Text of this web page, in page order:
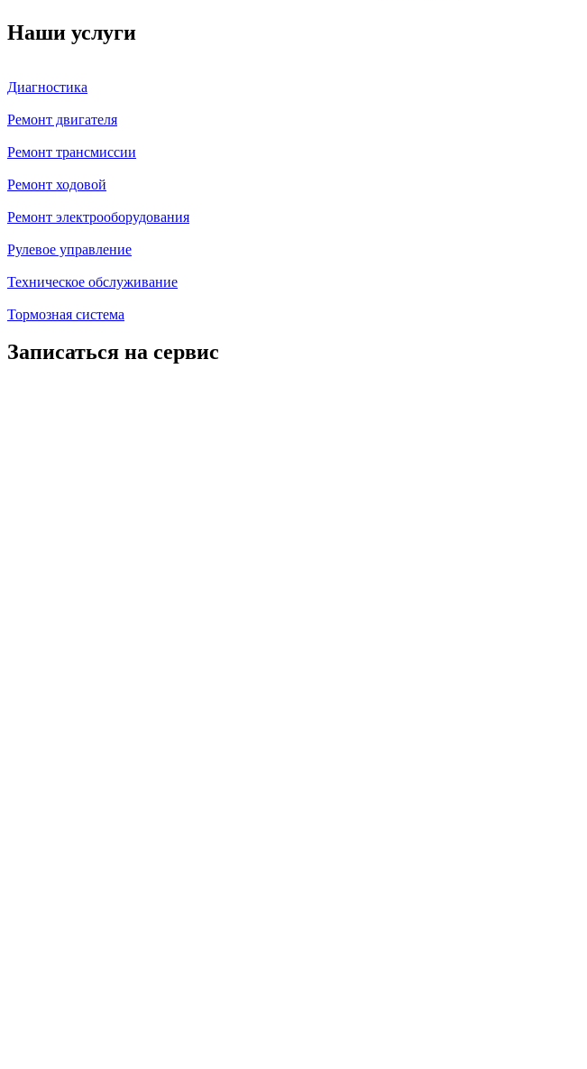
Наши услуги
Диагностика
Ремонт двигателя
Ремонт трансмиссии
Ремонт ходовой
Ремонт электрооборудования
Рулевое управление
Техническое обслуживание
Тормозная система
Записаться на сервис